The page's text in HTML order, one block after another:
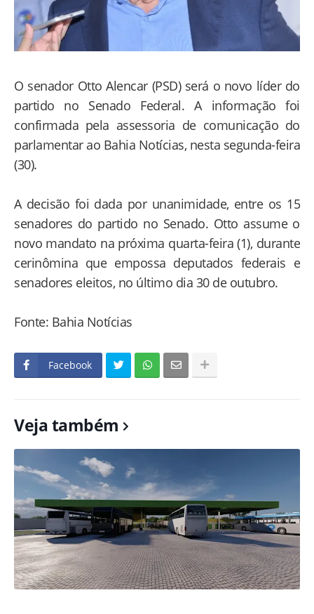
O senador Otto Alencar (PSD) será o novo líder do
partido no Senado Federal. A informação foi
confirmada pela assessoria de comunicação do
parlamentar ao Bahia Notícias, nesta segunda-feira
(30).
A decisão foi dada por unanimidade, entre os 15
senadores do partido no Senado. Otto assume o
novo mandato na próxima quarta-feira (1), durante
cerinômina que empossa deputados federais e
senadores eleitos, no último dia 30 de outubro.
Fonte: Bahia Notícias
Facebook
Veja também